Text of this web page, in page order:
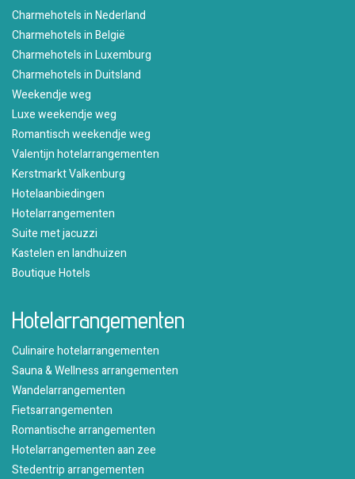
Charmehotels in Nederland
Charmehotels in België
Charmehotels in Luxemburg
Charmehotels in Duitsland
Weekendje weg
Luxe weekendje weg
Romantisch weekendje weg
Valentijn hotelarrangementen
Kerstmarkt Valkenburg
Hotelaanbiedingen
Hotelarrangementen
Suite met jacuzzi
Kastelen en landhuizen
Boutique Hotels
Hotelarrangementen
Culinaire hotelarrangementen
Sauna & Wellness arrangementen
Wandelarrangementen
Fietsarrangementen
Romantische arrangementen
Hotelarrangementen aan zee
Stedentrip arrangementen